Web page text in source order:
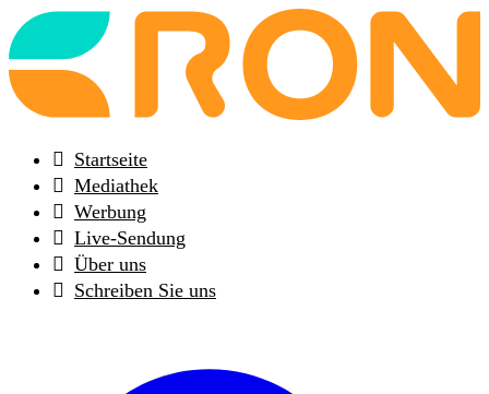
Back
to
frontpage
Startseite
Mediathek
Werbung
Live-Sendung
Über uns
Schreiben Sie uns